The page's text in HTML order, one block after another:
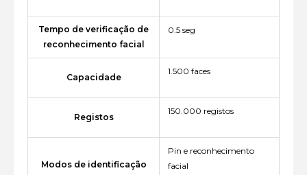
Tempo de verificação de
reconhecimento facial
0.5 seg
Capacidade
1.500 faces
Registos
150.000 registos
Modos de identificação
Pin e reconhecimento
facial